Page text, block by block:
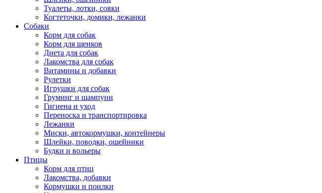
Туалеты, лотки, совки
Когтеточки, домики, лежанки
Собаки
Корм для собак
Корм для щенков
Диета для собак
Лакомства для собак
Витамины и добавки
Рулетки
Игрушки для собак
Груминг и шампуни
Гигиена и уход
Переноска и транспортировка
Лежанки
Миски, автокормушки, контейнеры
Шлейки, поводки, ошейники
Будки и вольеры
Птицы
Корм для птиц
Лакомства, добавки
Кормушки и поилки